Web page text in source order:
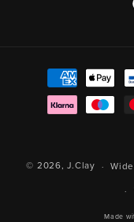
© 2026,J.Clay
Made